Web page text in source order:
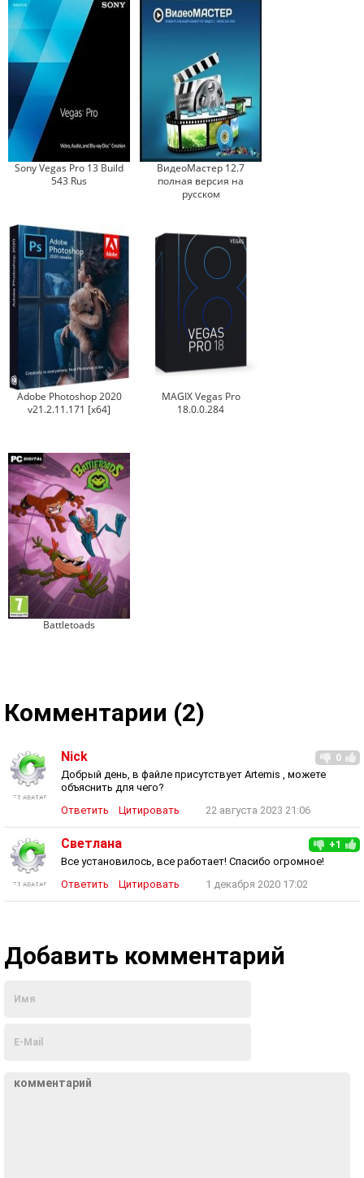
Sony Vegas Pro 13 Build
543 Rus
ВидеоМастер 12.7
полная версия на
русском
Adobe Photoshop 2020
v21.2.11.171 [x64]
MAGIX Vegas Pro
18.0.0.284
Battletoads
Комментарии (2)
0
Nick
Добрый день, в файле присутствует Artemis , можете
объяснить для чего?
Ответить
Цитировать 22 августа 2023 21:06
+1
Светлана
Все установилось, все работает! Спасибо огромное!
Ответить
Цитировать 1 декабря 2020 17:02
Добавить комментарий